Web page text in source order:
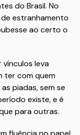
do Brasil. No
estranhamento
ao certo o
vínculos leva
ter com quem
piadas, sem se
existe, e é
para outras.